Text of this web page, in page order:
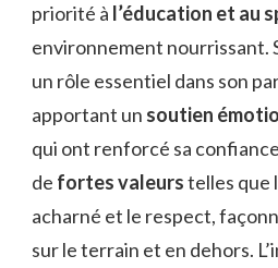
priorité à l’éducation et au
environnement nourrissant.
un rôle essentiel dans son
apportant un soutien
qui ont renforcé sa
de fortes valeurstelles que
acharné et le respect,
sur le terrain et en dehors.